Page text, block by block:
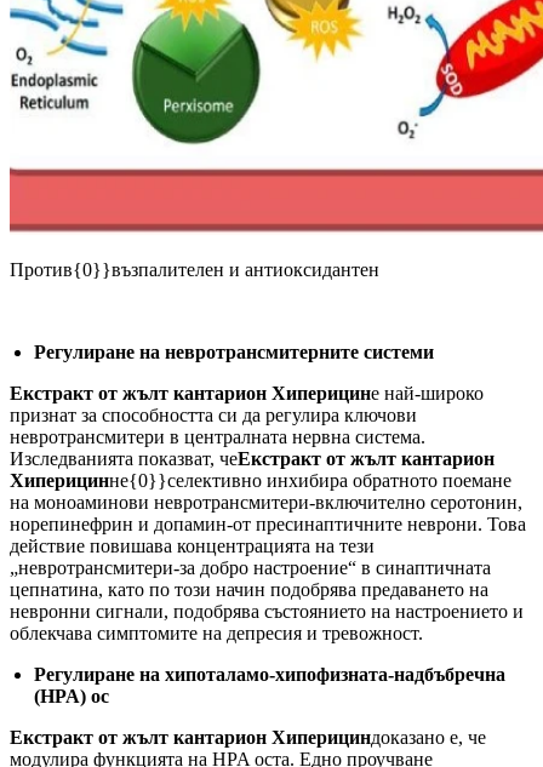
Против{0}}възпалителен и антиоксидантен
Регулиране на невротрансмитерните системи
Екстракт от жълт кантарион Хиперицине най-широко
признат за способността си да регулира ключови
невротрансмитери в централната нервна система.
Изследванията показват, чеЕкстракт от жълт кантарион
Хиперицинне{0}}селективно инхибира обратното поемане
на моноаминови невротрансмитери-включително серотонин,
норепинефрин и допамин-от пресинаптичните неврони. Това
действие повишава концентрацията на тези
„невротрансмитери-за добро настроение“ в синаптичната
цепнатина, като по този начин подобрява предаването на
невронни сигнали, подобрява състоянието на настроението и
облекчава симптомите на депресия и тревожност.
Регулиране на хипоталамо-хипофизната-надбъбречна
(HPA) ос
Екстракт от жълт кантарион Хиперициндоказано е, че
модулира функцията на HPA оста. Едно проучване